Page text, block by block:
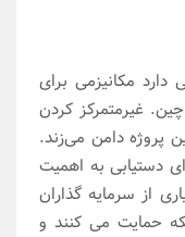
دارد مکانیزمی برای
غیرمتمرکز کردن
پروژه دامن می‌زند.
دستیابی به اهمیت
از سرمایه گذاران
حمایت می کنند و